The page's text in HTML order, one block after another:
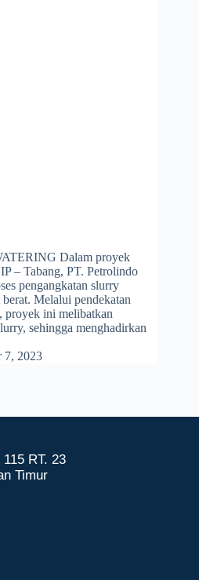
Dalam proyek
– Tabang, PT. Petrolindo
pengangkatan slurry
berat. Melalui pendekatan
proyek ini melibatkan
sehingga menghadirkan
7, 2023
RT. 23
Timur